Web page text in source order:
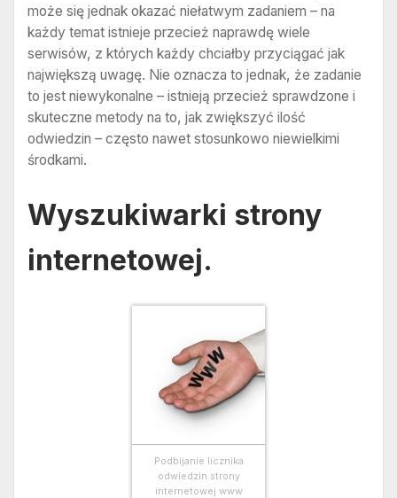
może się jednak okazać niełatwym zadaniem – na
każdy temat istnieje przecież naprawdę wiele
serwisów, z których każdy chciałby przyciągać jak
największą uwagę. Nie oznacza to jednak, że zadanie
to jest niewykonalne – istnieją przecież sprawdzone i
skuteczne metody na to, jak zwiększyć ilość
odwiedzin – często nawet stosunkowo niewielkimi
środkami.
Wyszukiwarki strony
internetowej.
Podbijanie licznika
odwiedzin strony
internetowej www